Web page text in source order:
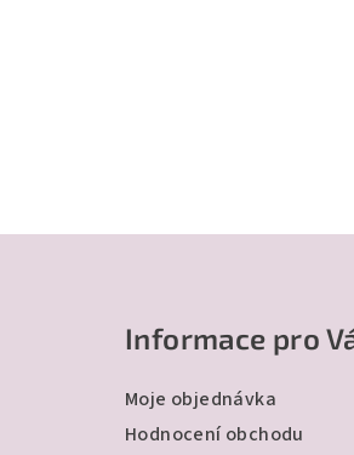
Informace pro
Moje objednávka
Hodnocení obchodu